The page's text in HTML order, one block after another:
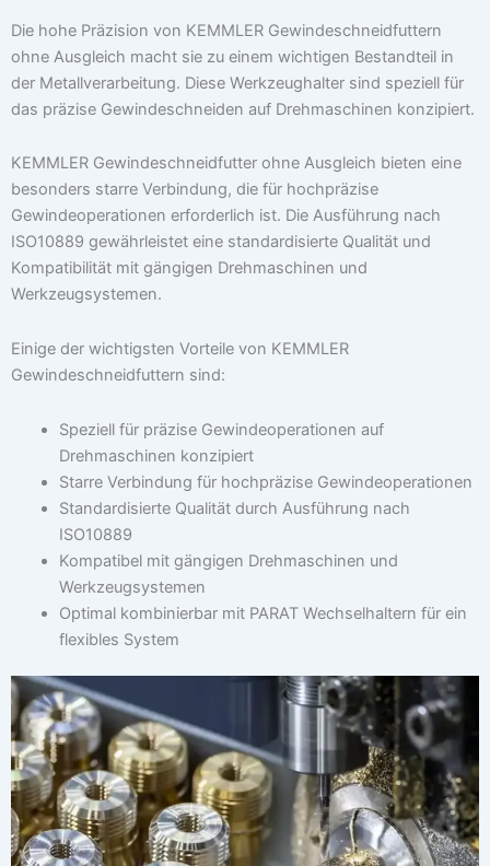
Die hohe Präzision von KEMMLER Gewindeschneidfuttern
ohne Ausgleich macht sie zu einem wichtigen Bestandteil in
der Metallverarbeitung. Diese Werkzeughalter sind speziell für
das präzise Gewindeschneiden auf Drehmaschinen konzipiert.
KEMMLER Gewindeschneidfutter ohne Ausgleich bieten eine
besonders starre Verbindung, die für hochpräzise
Gewindeoperationen erforderlich ist. Die Ausführung nach
ISO10889 gewährleistet eine standardisierte Qualität und
Kompatibilität mit gängigen Drehmaschinen und
Werkzeugsystemen.
Einige der wichtigsten Vorteile von KEMMLER
Gewindeschneidfuttern sind:
Speziell für präzise Gewindeoperationen auf
Drehmaschinen konzipiert
Starre Verbindung für hochpräzise Gewindeoperationen
Standardisierte Qualität durch Ausführung nach
ISO10889
Kompatibel mit gängigen Drehmaschinen und
Werkzeugsystemen
Optimal kombinierbar mit PARAT Wechselhaltern für ein
flexibles System